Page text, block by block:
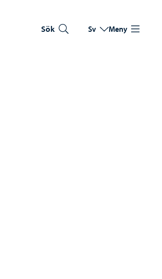
Sök Byt språk
Nuvarande språk:
Sv Meny